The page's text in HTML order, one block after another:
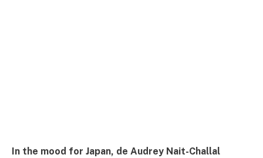
In the mood for Japan, de Audrey Nait-Challal